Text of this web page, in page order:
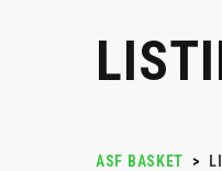
ASF BASKET >